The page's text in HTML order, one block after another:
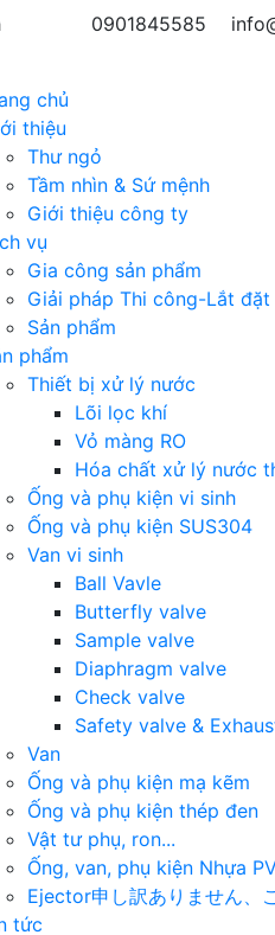
0901845585
chủ
thiệu
Thư ngỏ
Tầm nhìn & Sứ mệnh
Giới thiệu công ty
vụ
Gia công sản phẩm
Giải pháp Thi công-Lắt đặt
Sản phẩm
phẩm
Thiết bị xử lý nước
Lõi lọc khí
Vỏ màng RO
Hóa chất xử lý nước
Ống và phụ kiện vi sinh
Ống và phụ kiện SUS304
Van vi sinh
Ball Vavle
Butterfly valve
Sample valve
Diaphragm valve
Check valve
Safety valve &
Van
Ống và phụ kiện mạ kẽm
Ống và phụ kiện thép đen
Vật tư phụ, ron...
Ống, van, phụ kiện Nhựa
Ejector申し訳ありません
tức